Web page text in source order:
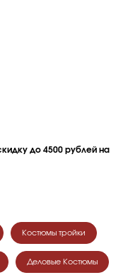
до 4500 рублей на
Костюмы тройки
Деловые Костюмы